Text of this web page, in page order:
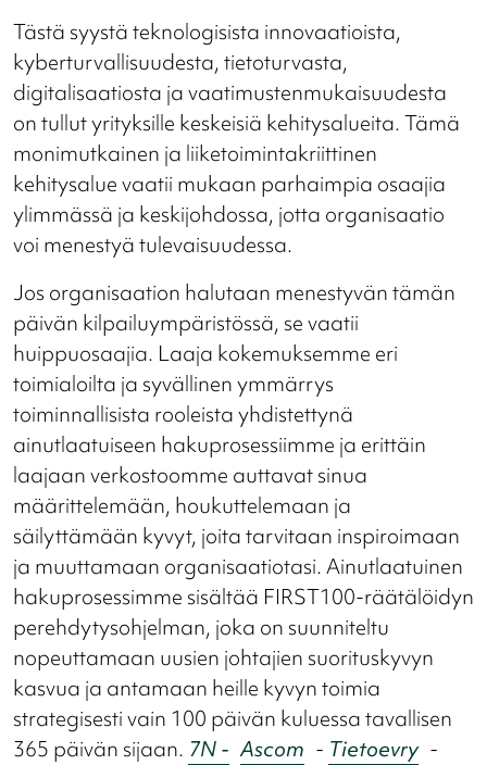
Tästä syystä teknologisista innovaatioista,
kyberturvallisuudesta, tietoturvasta,
digitalisaatiosta ja vaatimustenmukaisuudesta
on tullut yrityksille keskeisiä kehitysalueita. Tämä
monimutkainen ja liiketoimintakriittinen
kehitysalue vaatii mukaan parhaimpia osaajia
ylimmässä ja keskijohdossa, jotta organisaatio
voi menestyä tulevaisuudessa.
Jos organisaation halutaan menestyvän tämän
päivän kilpailuympäristössä, se vaatii
huippuosaajia. Laaja kokemuksemme eri
toimialoilta ja syvällinen ymmärrys
toiminnallisista rooleista yhdistettynä
ainutlaatuiseen hakuprosessiimme ja erittäin
laajaan verkostoomme auttavat sinua
määrittelemään, houkuttelemaan ja
säilyttämään kyvyt, joita tarvitaan inspiroimaan
ja muuttamaan organisaatiotasi. Ainutlaatuinen
hakuprosessimme sisältää FIRST100-räätälöidyn
perehdytysohjelman, joka on suunniteltu
nopeuttamaan uusien johtajien suorituskyvyn
kasvua ja antamaan heille kyvyn toimia
strategisesti vain 100 päivän kuluessa tavallisen
365 päivän sijaan. 7N - Ascom - Tietoevry -